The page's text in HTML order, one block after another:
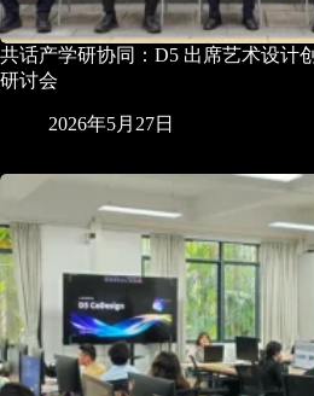
共话产学研协同：D5 出席艺术设计
研讨会
2026年5月27日